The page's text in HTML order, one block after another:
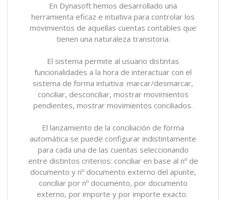
En Dynasoft hemos desarrollado una
herramienta eficaz e intuitiva para controlar los
movimientos de aquellas cuentas contables que
tienen una naturaleza transitoria.
El sistema permite al usuario distintas
funcionalidades a la hora de interactuar con el
sistema de forma intuitiva: marcar/desmarcar,
conciliar, desconciliar, mostrar movimientos
pendientes, mostrar movimientos conciliados.
El lanzamiento de la conciliación de forma
automática se puede configurar indistintamente
para cada una de las cuentas seleccionando
entre distintos criterios: conciliar en base al nº de
documento y nº documento externo del apunte,
conciliar por nº documento, por documento
externo, por importe y por importe exacto.